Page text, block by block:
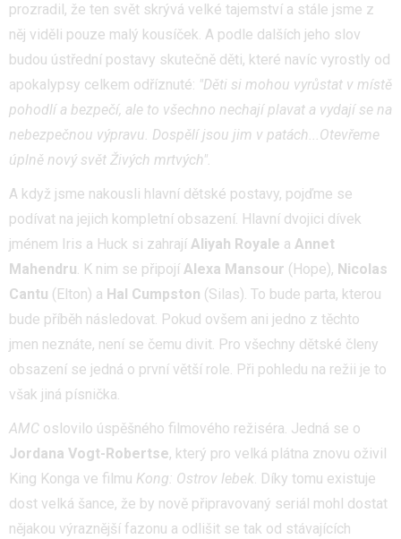
prozradil, že ten svět skrývá velké tajemství a stále jsme z
něj viděli pouze malý kousíček. A podle dalších jeho slov
budou ústřední postavy skutečně děti, které navíc vyrostly od
apokalypsy celkem odříznuté: "Děti si mohou vyrůstat v místě
pohodlí a bezpečí, ale to všechno nechají plavat a vydají se na
nebezpečnou výpravu. Dospělí jsou jim v patách...Otevřeme
úplně nový svět Živých mrtvých".
A když jsme nakousli hlavní dětské postavy, pojďme se
podívat na jejich kompletní obsazení. Hlavní dvojici dívek
jménem Iris a Huck si zahrají Aliyah Royale a Annet
Mahendru. K nim se připojí Alexa Mansour (Hope), Nicolas
Cantu (Elton) a Hal Cumpston (Silas). To bude parta, kterou
bude příběh následovat. Pokud ovšem ani jedno z těchto
jmen neznáte, není se čemu divit. Pro všechny dětské členy
obsazení se jedná o první větší role. Při pohledu na režii je to
však jiná písnička.
AMC oslovilo úspěšného filmového režiséra. Jedná se o
Jordana Vogt-Robertse, který pro velká plátna znovu oživil
King Konga ve filmu Kong: Ostrov lebek. Díky tomu existuje
dost velká šance, že by nově připravovaný seriál mohl dostat
nějakou výraznější fazonu a odlišit se tak od stávajících